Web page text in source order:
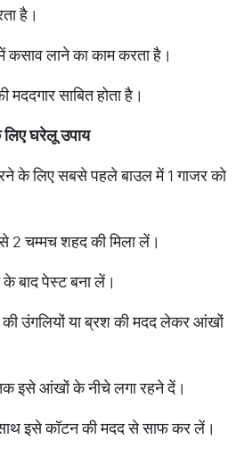
है।
कसाव लाने का काम करता है।
मददगार साबित होता है।
घरेलू उपाय
के लिए सबसे पहले बाउल में 1 गाजर को
चम्मच शहद की मिला लें।
के बाद पेस्ट बना लें।
उंगलियों या ब्रश की मदद लेकर आंखों
इसे आंखों के नीचे लगा रहने दें।
इसे कॉटन की मदद से साफ कर लें।